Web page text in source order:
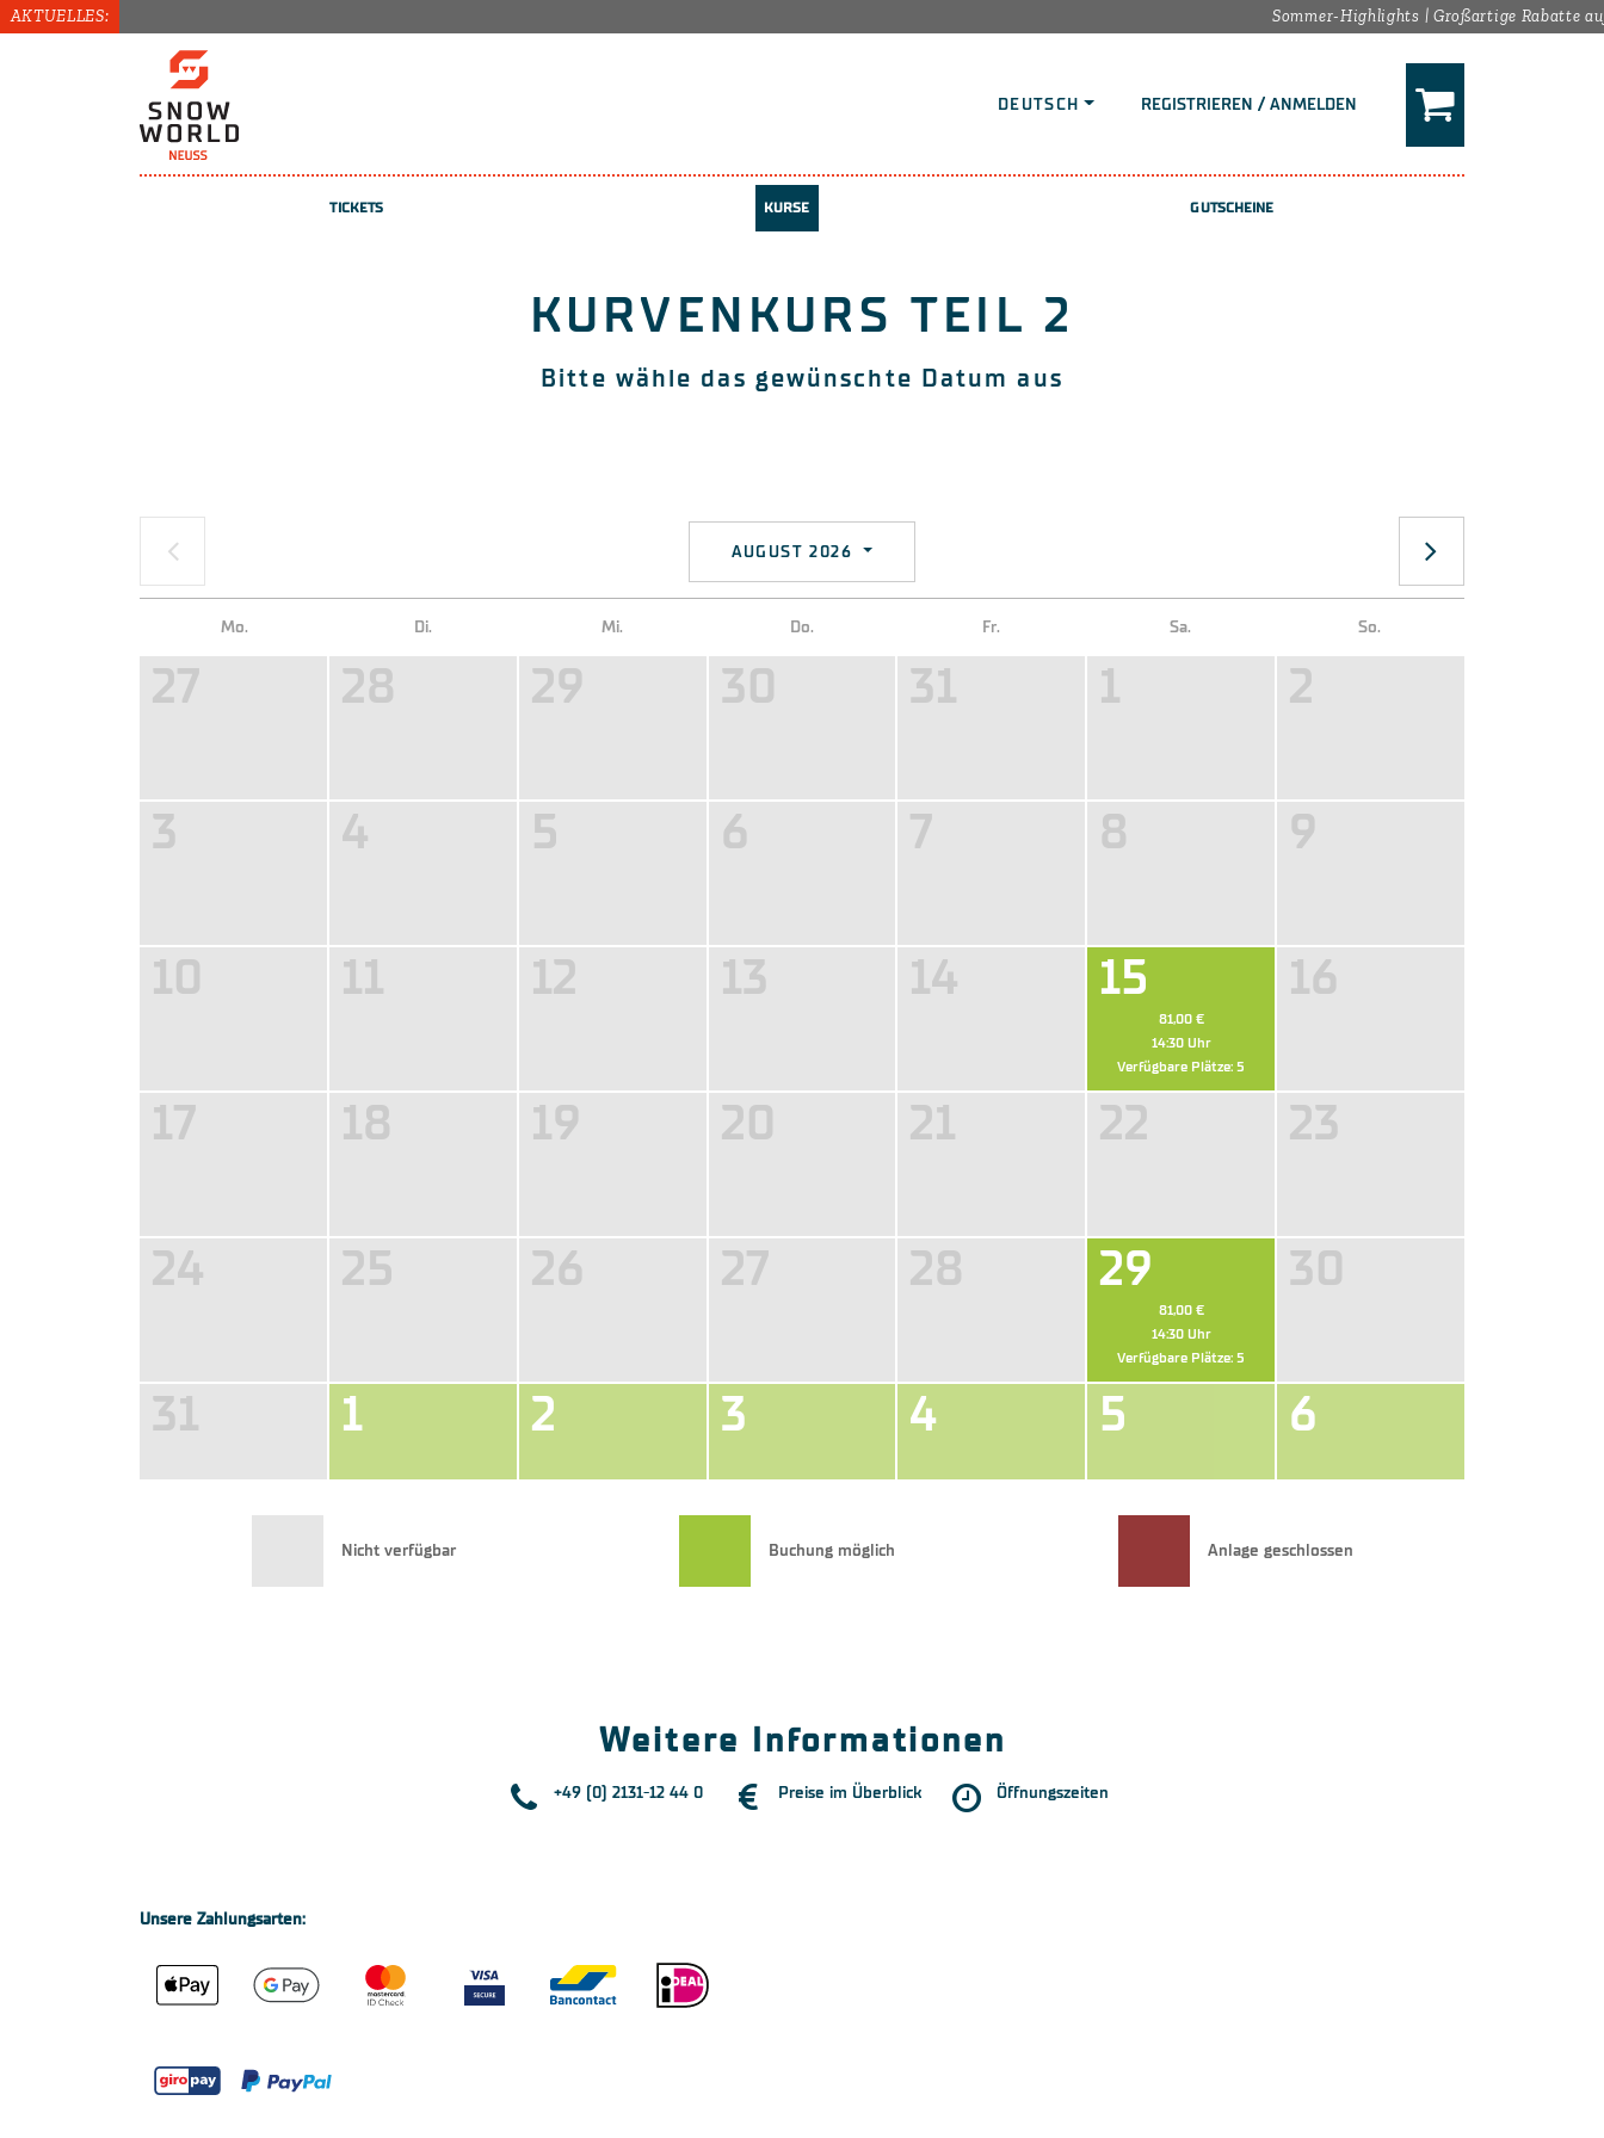
Unsere Zahlungsarten:
AKTUELLES: Sommer-Highlights | Großartige Rabatte auf
DEUTSCH REGISTRIEREN / ANMELDEN
TICKETS KURSE GUTSCHEINE
KURVENKURS TEIL 2
Bitte wähle das gewünschte Datum aus
AUGUST 2026
Mo. Di. Mi. Do. Fr. Sa. So.
27 28 29 30 31 1 2
3 4 5 6 7 8 9
10 11 12 13 14 15
81,00 €
14:30Uhr
Verfügbare Plätze:5
16
17 18 19 20 21 22 23
24 25 26 27 28 29
81,00 €
14:30Uhr
Verfügbare Plätze:5
30
31 1 2 3 4 5 6
Nicht verfügbar Buchung möglich Anlage geschlossen
Weitere Informationen
+49 (0) 2131-12 44 0 Preise im Überblick Öffnungszeiten
Unsere Zahlungsarten: